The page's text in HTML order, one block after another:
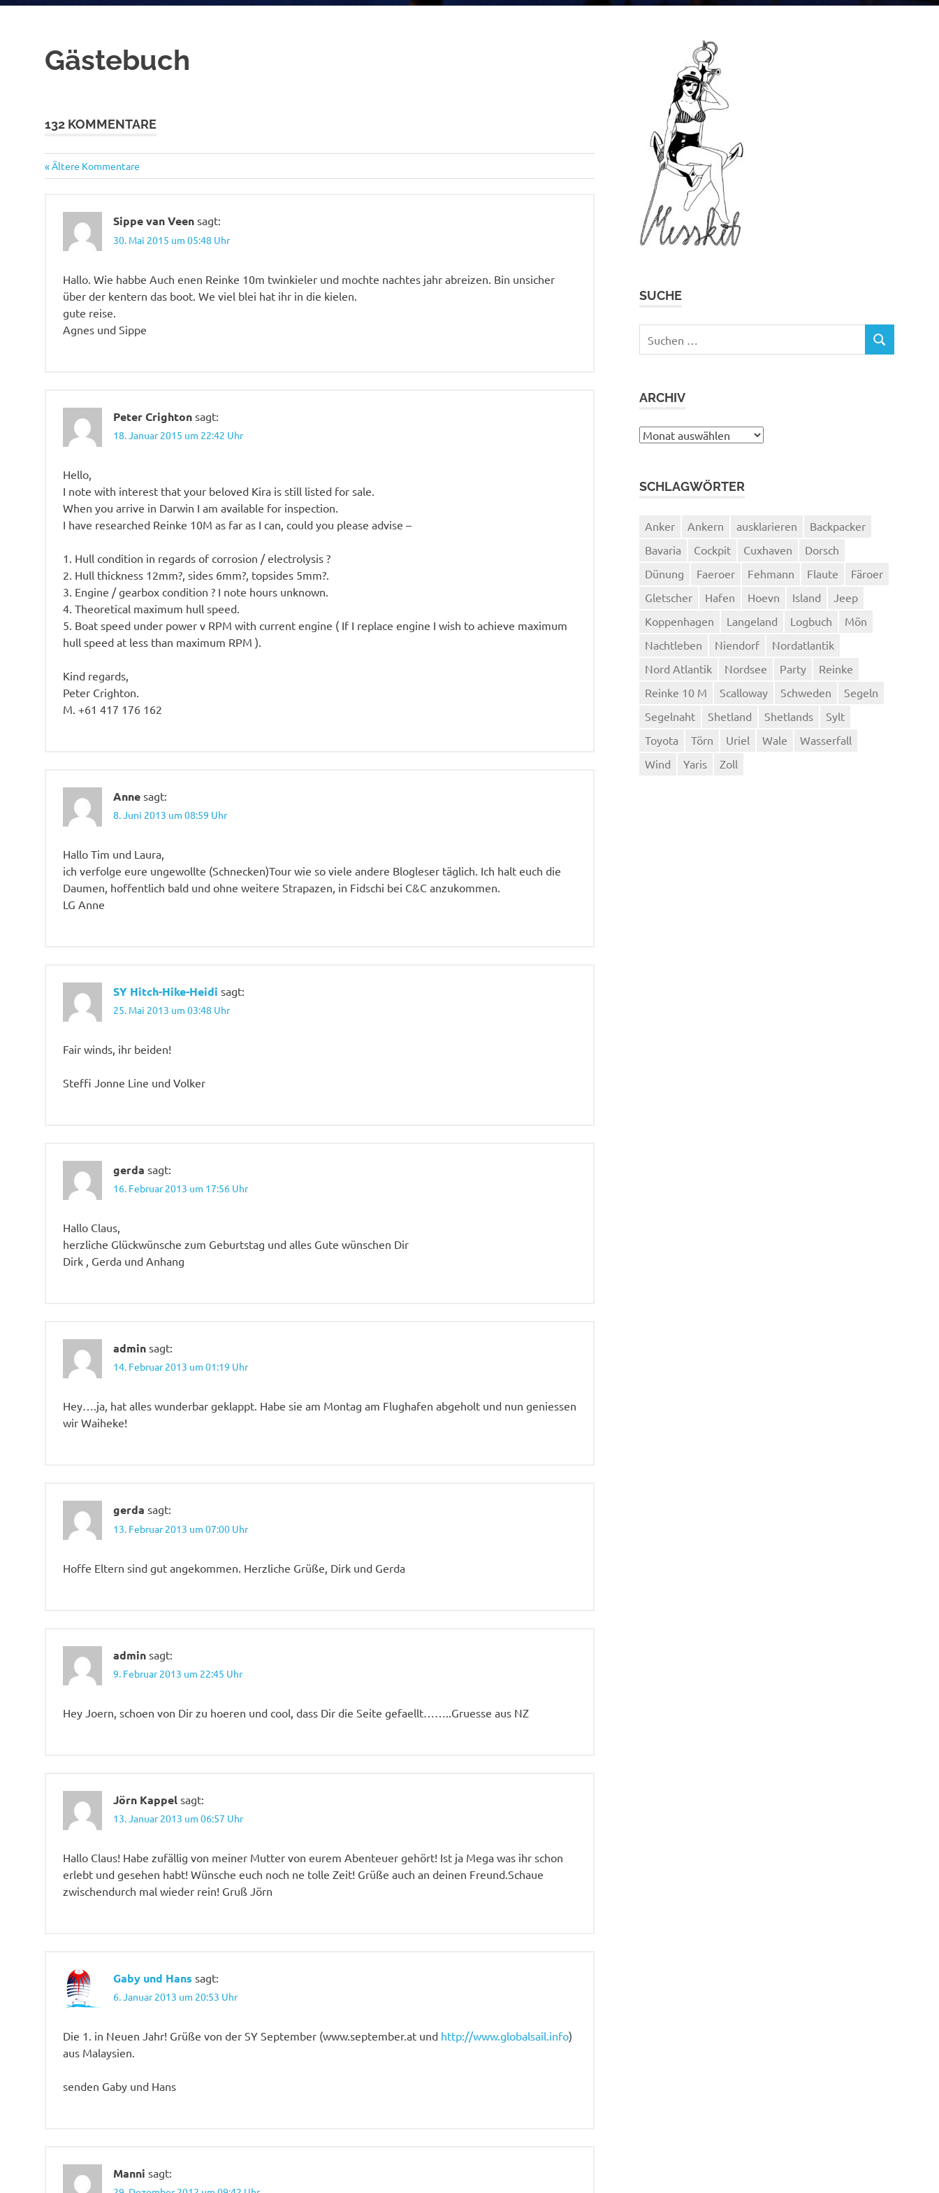
Gästebuch
132 KOMMENTARE
Kommentarnavigation
Ältere Kommentare
Sippe van Veen sagt:
30. Mai 2015 um 05:48 Uhr
Hallo. Wie habbe Auch enen Reinke 10m twinkieler und mochte nachtes jahr abreizen. Bin unsicher
über der kentern das boot. We viel blei hat ihr in die kielen.
gute reise.
Agnes und Sippe
Peter Crighton sagt:
18. Januar 2015 um 22:42 Uhr
Hello,
I note with interest that your beloved Kira is still listed for sale.
When you arrive in Darwin I am available for inspection.
I have researched Reinke 10M as far as I can, could you please advise –
1. Hull condition in regards of corrosion / electrolysis ?
2. Hull thickness 12mm?, sides 6mm?, topsides 5mm?.
3. Engine / gearbox condition ? I note hours unknown.
4. Theoretical maximum hull speed.
5. Boat speed under power v RPM with current engine ( If I replace engine I wish to achieve maximum
hull speed at less than maximum RPM ).
Kind regards,
Peter Crighton.
M. +61 417 176 162
Anne sagt:
8. Juni 2013 um 08:59 Uhr
Hallo Tim und Laura,
ich verfolge eure ungewollte (Schnecken)Tour wie so viele andere Blogleser täglich. Ich halt euch die
Daumen, hoffentlich bald und ohne weitere Strapazen, in Fidschi bei C&C anzukommen.
LG Anne
SY Hitch-Hike-Heidi sagt:
25. Mai 2013 um 03:48 Uhr
Fair winds, ihr beiden!
Steffi Jonne Line und Volker
gerda sagt:
16. Februar 2013 um 17:56 Uhr
Hallo Claus,
herzliche Glückwünsche zum Geburtstag und alles Gute wünschen Dir
Dirk , Gerda und Anhang
admin sagt:
14. Februar 2013 um 01:19 Uhr
Hey….ja, hat alles wunderbar geklappt. Habe sie am Montag am Flughafen abgeholt und nun geniessen
wir Waiheke!
gerda sagt:
13. Februar 2013 um 07:00 Uhr
Hoffe Eltern sind gut angekommen. Herzliche Grüße, Dirk und Gerda
admin sagt:
9. Februar 2013 um 22:45 Uhr
Hey Joern, schoen von Dir zu hoeren und cool, dass Dir die Seite gefaellt……..Gruesse aus NZ
Jörn Kappel sagt:
13. Januar 2013 um 06:57 Uhr
Hallo Claus! Habe zufällig von meiner Mutter von eurem Abenteuer gehört! Ist ja Mega was ihr schon
erlebt und gesehen habt! Wünsche euch noch ne tolle Zeit! Grüße auch an deinen Freund.Schaue
zwischendurch mal wieder rein! Gruß Jörn
Gaby und Hans sagt:
6. Januar 2013 um 20:53 Uhr
Die 1. in Neuen Jahr! Grüße von der SY September (www.september.at und http://www.globalsail.info)
aus Malaysien.
senden Gaby und Hans
Manni sagt:
SUCHE
nach:
SUCHEN
ARCHIV
Archiv
SCHLAGWÖRTER
Anker Ankern ausklarieren
Backpacker
Bavaria
Cockpit Cuxhaven
Dorsch
Dünung
Faeroer Fehmann Flaute
Färoer
Gletscher
Hafen Hoevn Island
Jeep
Koppenhagen
Langeland Logbuch
Mön
Nachtleben
Niendorf
Nordatlantik
Nord Atlantik
Nordsee Party
Reinke
Reinke 10 M
Scalloway Schweden
Segeln
Segelnaht
Shetland Shetlands
Sylt
Toyota
Törn Uriel Wale
Wasserfall
Wind
Yaris Zoll